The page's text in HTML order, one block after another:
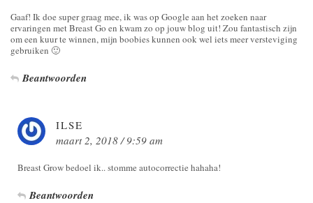
Gaaf! Ik doe super graag mee, ik was op Google aan het zoeken naar
ervaringen met Breast Go en kwam zo op jouw blog uit! Zou fantastisch zijn
om een kuur te winnen, mijn boobies kunnen ook wel iets meer versteviging
gebruiken 🙂
Beantwoorden
ILSE
maart 2, 2018 / 9:59 am
Breast Grow bedoel ik.. stomme autocorrectie hahaha!
Beantwoorden